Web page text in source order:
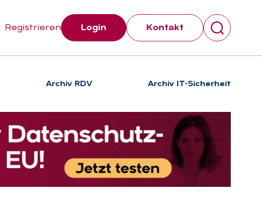
Suchen
Registrieren Login Kontakt
Archiv RDV Archiv IT-Sicherheit